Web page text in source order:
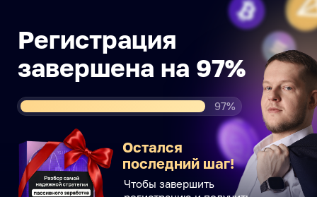
Чтобы завершить
регистрацию и получить
подарок вместе с ссылками
на эфир, подпишитесь в
Telegram, VK или MAX
Остался
Регистрация
завершена на 97%